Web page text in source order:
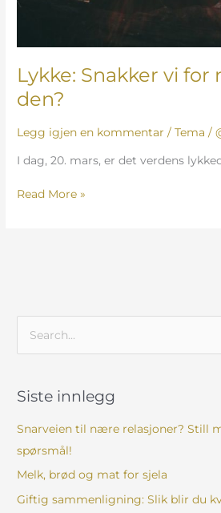
Lykke: Snakker vi for
den?
Legg igjen en kommentar /Tema /
I dag, 20. mars, er det verdens
Read More »
e
t
t
e
Siste innlegg
Snarveien til nære relasjoner? Still
spørsmål!
Melk, brød og mat for sjela
Giftig sammenligning: Slik blir du